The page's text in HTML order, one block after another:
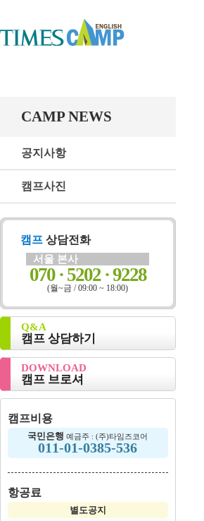
CAMP NEWS
공지사항
캠프사진
캠프 상담전화
서울 본사
070 · 5202 · 9228
(월~금 / 09:00 ~ 18:00)
Q&A
캠프 상담하기
DOWNLOAD
캠프 브로셔
캠프비용
국민은행 예금주 : (주)타임즈코어
011-01-0385-536
항공료
별도공지